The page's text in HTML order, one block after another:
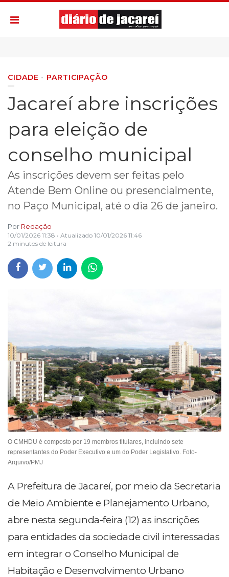
CIDADE PARTICIPAÇÃO
Jacareí abre inscrições
para eleição de
conselho municipal
As inscrições devem ser feitas pelo
Atende Bem Online ou presencialmente,
no Paço Municipal, até o dia 26 de janeiro.
Por Redação
10/01/2026 11:38 • Atualizado 10/01/2026 11:46
2 minutos de leitura
O CMHDU é composto por 19 membros titulares, incluindo sete
representantes do Poder Executivo e um do Poder Legislativo. Foto-
Arquivo/PMJ
A Prefeitura de Jacareí, por meio da Secretaria
de Meio Ambiente e Planejamento Urbano,
abre nesta segunda-feira (12) as inscrições
para entidades da sociedade civil interessadas
em integrar o Conselho Municipal de
Habitação e Desenvolvimento Urbano